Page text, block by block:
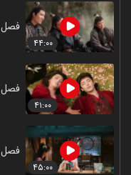
۴۴:۰۰
فصل ۱ - قسمت ۱۰
۴۱:۰۰
فصل ۱ - قسمت ۱۱
۴۵:۰۰
فصل ۱ - قسمت ۱۲